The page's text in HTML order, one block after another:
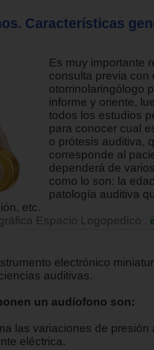
Características
Es muy importante
consulta previa con
otorrinolaringólogo
informe y oriente,
todos los estudios
para conocer cual
o prótesis auditiva,
corresponde al
dependerá de
como lo son: la
patología auditiva
etc.
Espacio Logopedico .
electrónico
auditivas.
un audíofono son:
las variaciones de presión
eléctrica.